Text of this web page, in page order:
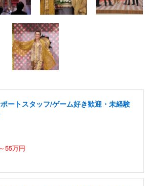
ートスタッフ/ゲーム好き歓迎・未経験
55万円